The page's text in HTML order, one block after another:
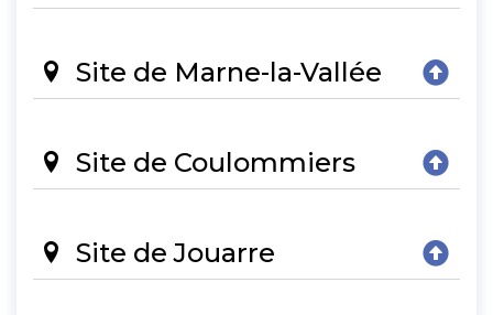
Site de Marne-la-Vallée
Site de Coulommiers
Site de Jouarre